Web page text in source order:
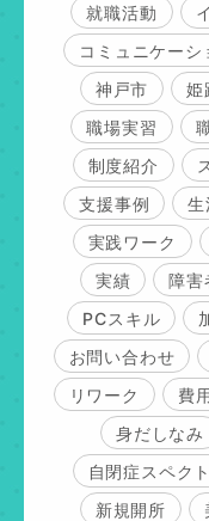
就職活動
コミュニケーシ
神戸市
姫
職場実習
制度紹介
支援事例
生
実践ワーク
実績
障害
PCスキル
お問い合わせ
リワーク
費
身だしなみ
自閉症スペク
新規開所